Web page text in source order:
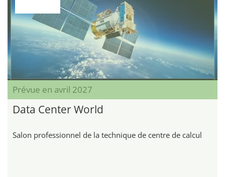
Prévue en avril 2027
Data Center World
Salon professionnel de la technique de centre de calcul